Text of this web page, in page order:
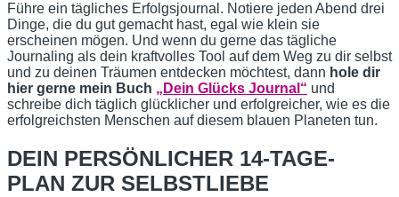
Führe ein tägliches Erfolgsjournal. Notiere jeden Abend drei
Dinge, die du gut gemacht hast, egal wie klein sie
erscheinen mögen. Und wenn du gerne das tägliche
Journaling als dein kraftvolles Tool auf dem Weg zu dir selbst
und zu deinen Träumen entdecken möchtest, dann hole dir
hier gerne mein Buch „Dein Glücks Journal“ und
schreibe dich täglich glücklicher und erfolgreicher, wie es die
erfolgreichsten Menschen auf diesem blauen Planeten tun.
DEIN PERSÖNLICHER 14-TAGE-
PLAN ZUR SELBSTLIEBE